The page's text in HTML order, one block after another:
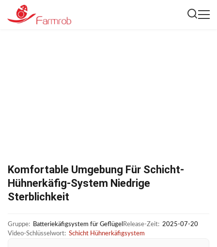
Komfortable Umgebung Für Schicht-
Hühnerkäfig-System Niedrige
Sterblichkeit
Gruppe: Batteriekäfigsystem für Geflügel Release-Zeit: 2025-07-20
Video-Schlüsselwort: Schicht Hühnerkäfigsystem